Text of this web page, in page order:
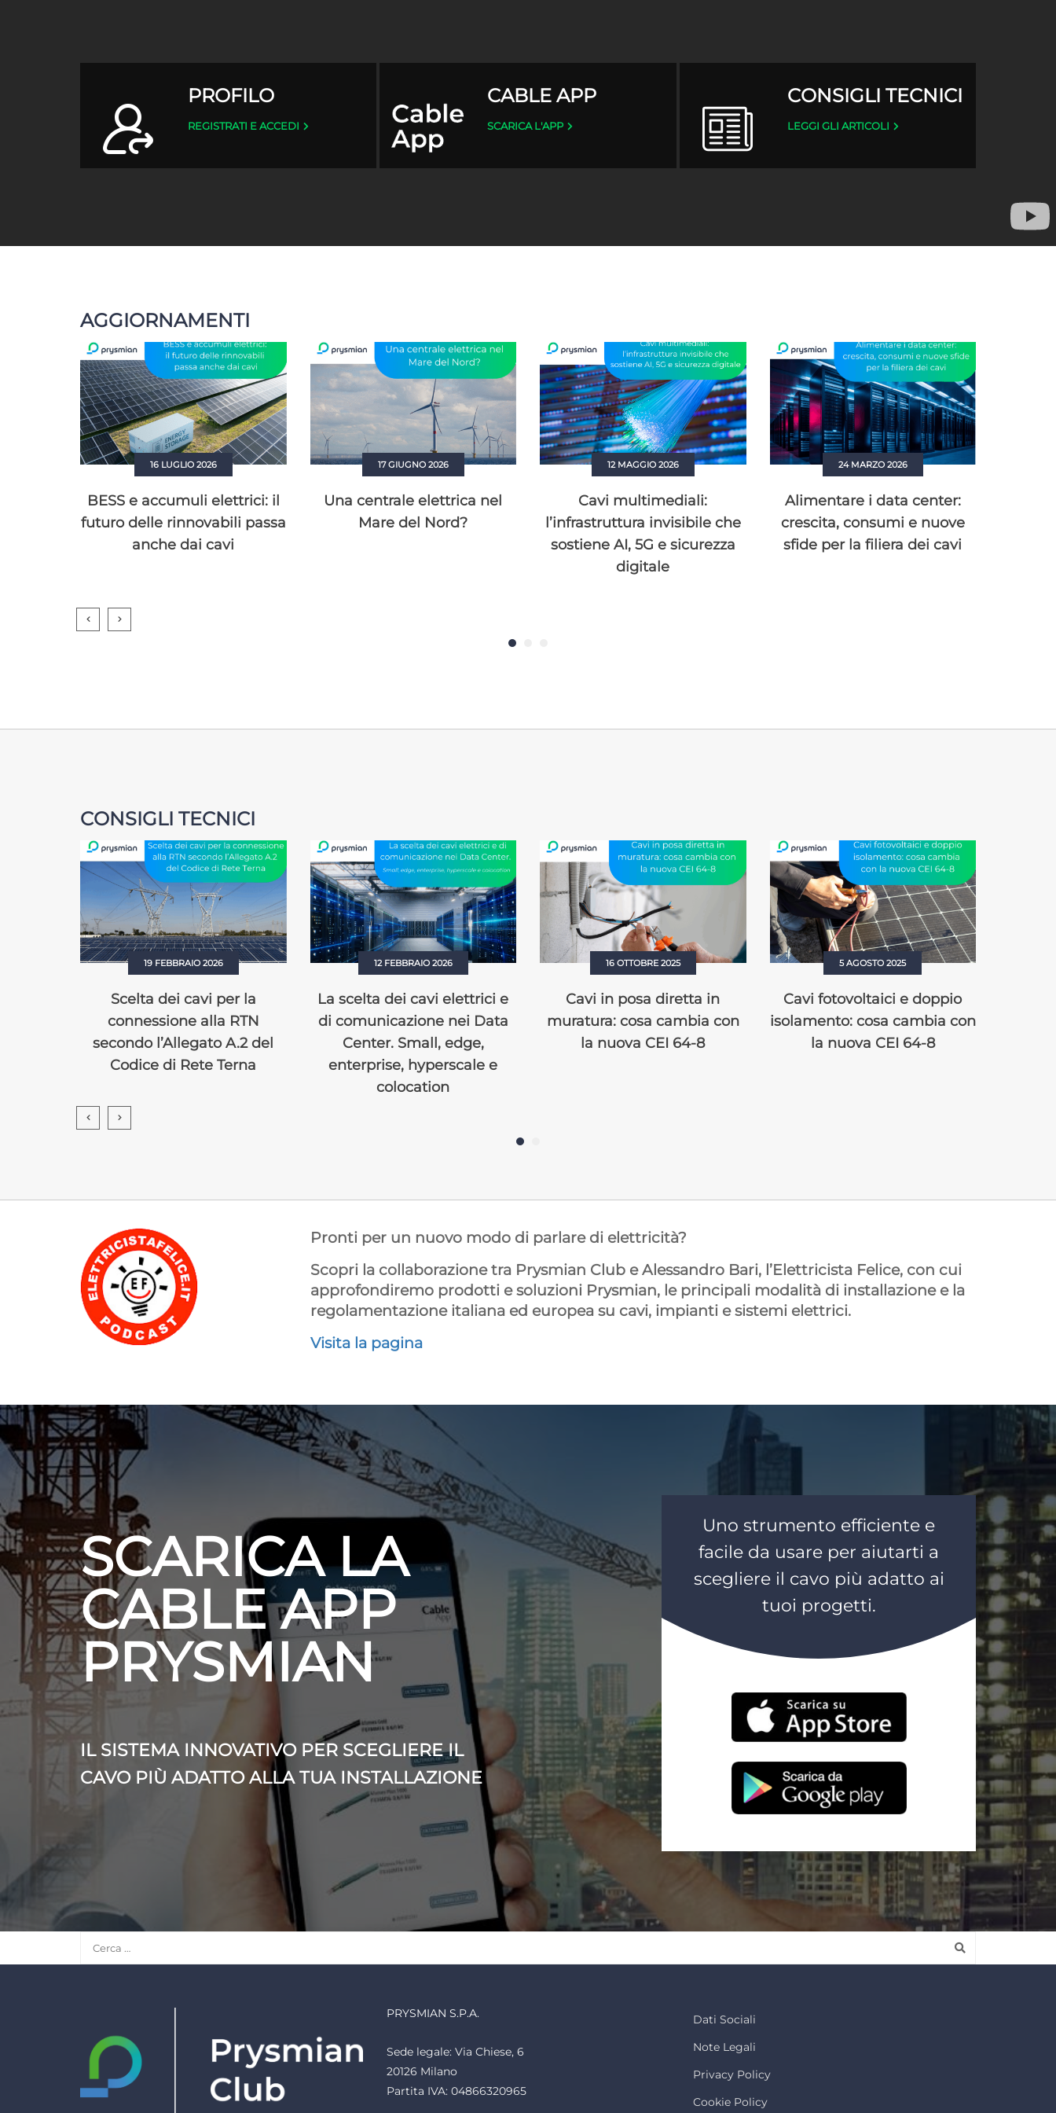
PROFILO
REGISTRATI E ACCEDI
CABLE APP
SCARICA L'APP
CONSIGLI TECNICI
LEGGI GLI ARTICOLI
AGGIORNAMENTI
16 LUGLIO 2026
BESS e accumuli elettrici: il
futuro delle rinnovabili passa
anche dai cavi
17 GIUGNO 2026
Una centrale elettrica nel
Mare del Nord?
12 MAGGIO 2026
Cavi multimediali:
l’infrastruttura invisibile che
sostiene AI, 5G e sicurezza
digitale
24 MARZO 2026
Alimentare i data center:
crescita, consumi e nuove
sfide per la filiera dei cavi
CONSIGLI TECNICI
19 FEBBRAIO 2026
Scelta dei cavi per la
connessione alla RTN
secondo l’Allegato A.2 del
Codice di Rete Terna
12 FEBBRAIO 2026
La scelta dei cavi elettrici e
di comunicazione nei Data
Center. Small, edge,
enterprise, hyperscale e
colocation
16 OTTOBRE 2025
Cavi in posa diretta in
muratura: cosa cambia con
la nuova CEI 64-8
5 AGOSTO 2025
Cavi fotovoltaici e doppio
isolamento: cosa cambia con
la nuova CEI 64-8
Pronti per un nuovo modo di parlare di elettricità?
Scopri la collaborazione tra Prysmian Club e Alessandro Bari, l’Elettricista Felice, con cui
approfondiremo prodotti e soluzioni Prysmian, le principali modalità di installazione e la
regolamentazione italiana ed europea su cavi, impianti e sistemi elettrici.
Visita la pagina
SCARICA LA
CABLE APP
PRYSMIAN
IL SISTEMA INNOVATIVO PER SCEGLIERE IL
CAVO PIÙ ADATTO ALLA TUA INSTALLAZIONE
Uno strumento efficiente e
facile da usare per aiutarti a
scegliere il cavo più adatto ai
tuoi progetti.
PRYSMIAN S.P.A.
Sede legale: Via Chiese, 6
20126 Milano
Partita IVA: 04866320965
Dati Sociali
Note Legali
Privacy Policy
Cookie Policy